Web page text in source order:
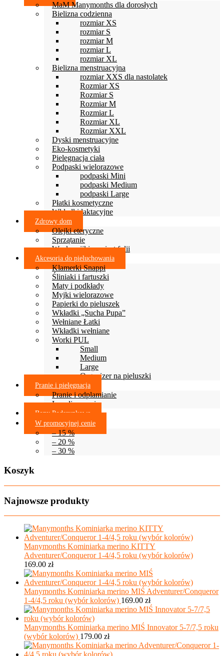
MaM Manymonths dla dorosłych
Bielizna codzienna
rozmiar XS
rozmiar S
rozmiar M
rozmiar L
rozmiar XL
Bielizna menstruacyjna
rozmiar XXS dla nastolatek
Rozmiar XS
Rozmiar S
Rozmiar M
Rozmiar L
Rozmiar XL
Rozmiar XXL
Dyski menstruacyjne
Eko-kosmetyki
Pielęgnacja ciała
Podpaski wielorazowe
podpaski Mini
podpaski Medium
podpaski Large
Płatki kosmetyczne
Wkładki laktacyjne
Zdrowy dom
Olejki eteryczne
Sprzątanie
Woskowijki zamiast folii
Akcesoria do pieluchowania
Klamerki Snappi
Śliniaki i fartuszki
Maty i podkłady
Myjki wielorazowe
Papierki do pieluszek
Wkładki „Sucha Pupa”
Wełniane Łatki
Wkładki wełniane
Worki PUL
Small
Medium
Large
Organizer na pieluszki
Pranie i pielęgnacja
Pranie i odplamianie
Lanolinowanie
Bony Podarunkowe
W promocyjnej cenie
– 15 %
– 20 %
– 30 %
Koszyk
Najnowsze produkty
Manymonths Kominiarka merino KITTY
Adventurer/Conqueror 1-4/4,5 roku (wybór kolorów)
169.00 zł
Manymonths Kominiarka merino MIŚ Adventurer/Conqueror
1-4/4,5 roku (wybór kolorów) 169.00 zł
Manymonths Kominiarka merino MIŚ Innovator 5-7/7,5 roku
(wybór kolorów) 179.00 zł